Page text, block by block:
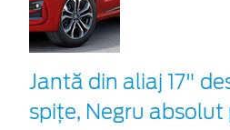
Jantă din aliaj 17"
spițe, Negru absolut